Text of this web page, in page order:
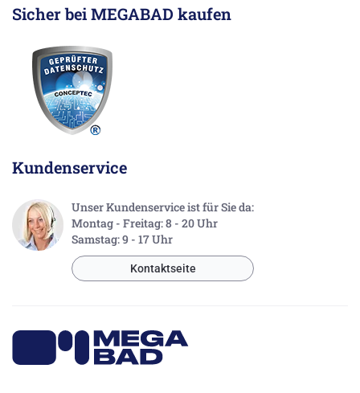
Sicher bei MEGABAD kaufen
Kundenservice
Unser Kundenservice ist für Sie da:
Montag - Freitag: 8 - 20 Uhr
Samstag: 9 - 17 Uhr
Kontaktseite